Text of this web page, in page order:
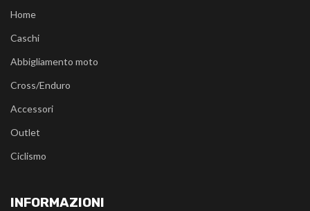
Home
Caschi
Abbigliamento moto
Cross/Enduro
Accessori
Outlet
Ciclismo
INFORMAZIONI